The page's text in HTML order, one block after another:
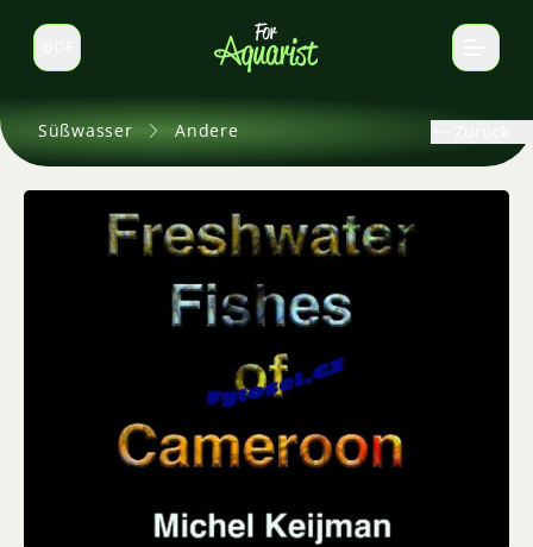
Sprache wechseln
Süßwasser Andere